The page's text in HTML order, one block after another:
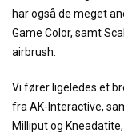
har også de meget
Game Color, samt
airbrush.
Vi fører ligeledes et
fra AK-Interactive,
Milliput og